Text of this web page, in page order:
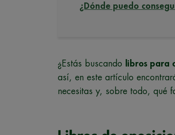
¿Dónde puedo
¿Estás buscando libros para
así, en este artículo
necesitas y, sobre todo, qué